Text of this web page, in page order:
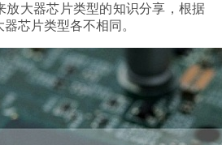
放大器芯片类型的知识分享，根据
芯片类型各不相同。